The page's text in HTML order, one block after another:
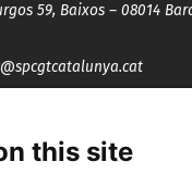
59, Baixos – 08014
spcgtcatalunya.cat
this site